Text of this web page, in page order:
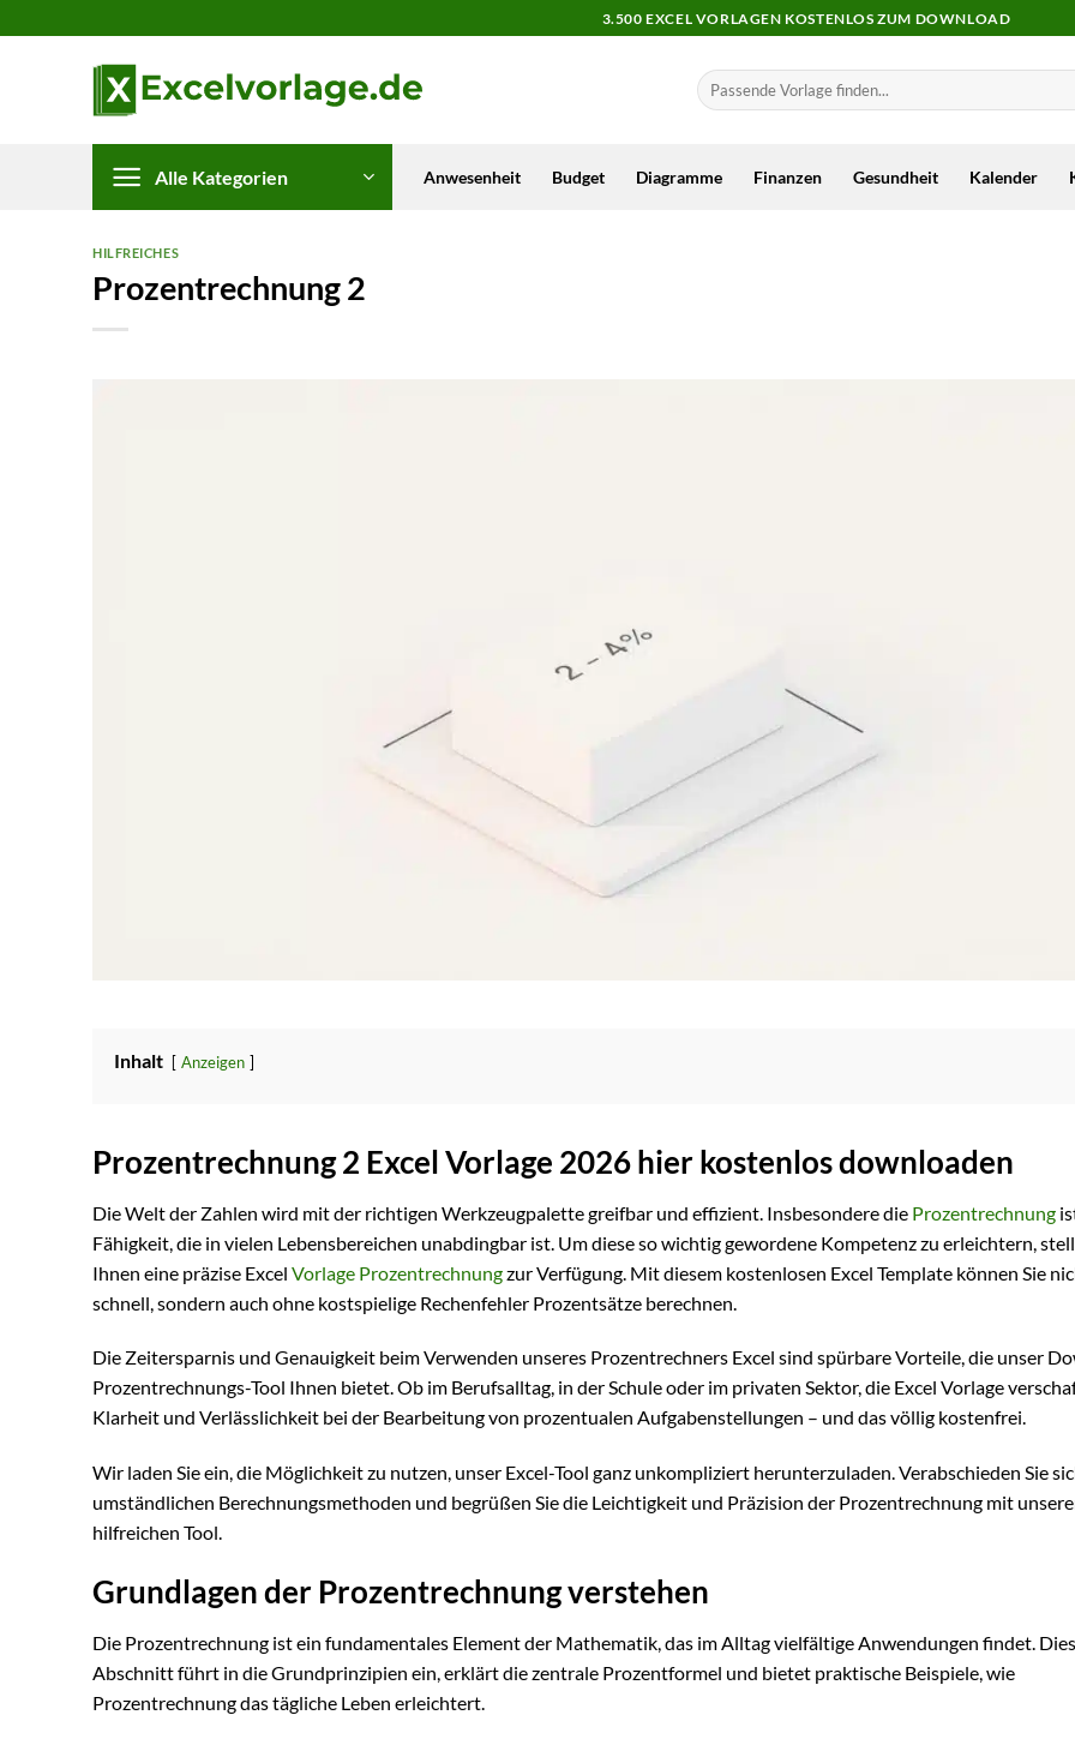
Inhalt
3.500 EXCEL VORLAGEN KOSTENLOS ZUM DOWNLOAD
Alle Kategorien Anwesenheit Budget Diagramme Finanzen Gesundheit Kalender
HILFREICHES
Prozentrechnung 2
Inhalt Anzeigen
Prozentrechnung 2 Excel Vorlage 2026 hier kostenlos downloaden
Die Welt der Zahlen wird mit der richtigen Werkzeugpalette greifbar und effizient. Insbesondere die Prozentrechnung
Fähigkeit, die in vielen Lebensbereichen unabdingbar ist. Um diese so wichtig gewordene Kompetenz zu erleichtern,
Ihnen eine präzise Excel Vorlage Prozentrechnungzur Verfügung. Mit diesem kostenlosen Excel Template können Sie
schnell, sondern auch ohne kostspielige Rechenfehler Prozentsätze berechnen.
Die Zeitersparnis und Genauigkeit beim Verwenden unseres Prozentrechners Excel sind spürbare Vorteile, die unser
Prozentrechnungs-Tool Ihnen bietet. Ob im Berufsalltag, in der Schule oder im privaten Sektor, die Excel Vorlage
Klarheit und Verlässlichkeit bei der Bearbeitung von prozentualen Aufgabenstellungen – und das völlig kostenfrei.
Wir laden Sie ein, die Möglichkeit zu nutzen, unser Excel-Tool ganz unkompliziert herunterzuladen. Verabschieden Sie
umständlichen Berechnungsmethoden und begrüßen Sie die Leichtigkeit und Präzision der Prozentrechnung mit
hilfreichen Tool.
Grundlagen der Prozentrechnung verstehen
Die Prozentrechnung ist ein fundamentales Element der Mathematik, das im Alltag vielfältige Anwendungen findet.
Abschnitt führt in die Grundprinzipien ein, erklärt die zentrale Prozentformel und bietet praktische Beispiele, wie
Prozentrechnung das tägliche Leben erleichtert.